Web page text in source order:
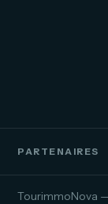
PARTENAIRES
TourimmoNova